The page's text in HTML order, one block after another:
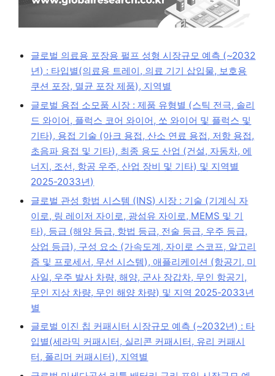
글로벌 의료용 포장용 펄프 성형 시장규모 예측 (~2032
년) : 타입별(의료용 트레이, 의료 기기 삽입물, 보호용
쿠션 포장, 멸균 포장 제품), 지역별
글로벌 용접 소모품 시장 : 제품 유형별 (스틱 전극, 솔리
드 와이어, 플럭스 코어 와이어, 쏘 와이어 및 플럭스 및
기타), 용접 기술 (아크 용접, 산소 연료 용접, 저항 용접,
초음파 용접 및 기타), 최종 용도 산업 (건설, 자동차, 에
너지, 조선, 항공 우주, 산업 장비 및 기타) 및 지역별
2025-2033년)
글로벌 관성 항법 시스템 (INS) 시장 : 기술 (기계식 자
이로, 링 레이저 자이로, 광섬유 자이로, MEMS 및 기
타), 등급 (해양 등급, 항법 등급, 전술 등급, 우주 등급,
상업 등급), 구성 요소 (가속도계, 자이로 스코프, 알고리
즘 및 프로세서, 무선 시스템), 애플리케이션 (항공기, 미
사일, 우주 발사 차량, 해양, 군사 장갑차, 무인 항공기,
무인 지상 차량, 무인 해양 차량) 및 지역 2025-2033년
별
글로벌 이진 칩 커패시터 시장규모 예측 (~2032년) : 타
입별(세라믹 커패시터, 실리콘 커패시터, 유리 커패시
터, 폴리머 커패시터), 지역별